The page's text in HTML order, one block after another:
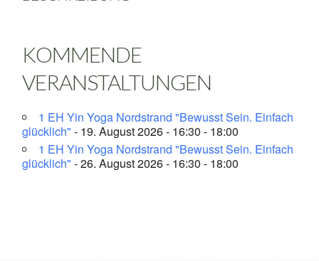
KOMMENDE
VERANSTALTUNGEN
1 EH Yin Yoga Nordstrand "Bewusst Sein. Einfach
glücklich" - 19. August 2026 - 16:30 - 18:00
1 EH Yin Yoga Nordstrand "Bewusst Sein. Einfach
glücklich" - 26. August 2026 - 16:30 - 18:00